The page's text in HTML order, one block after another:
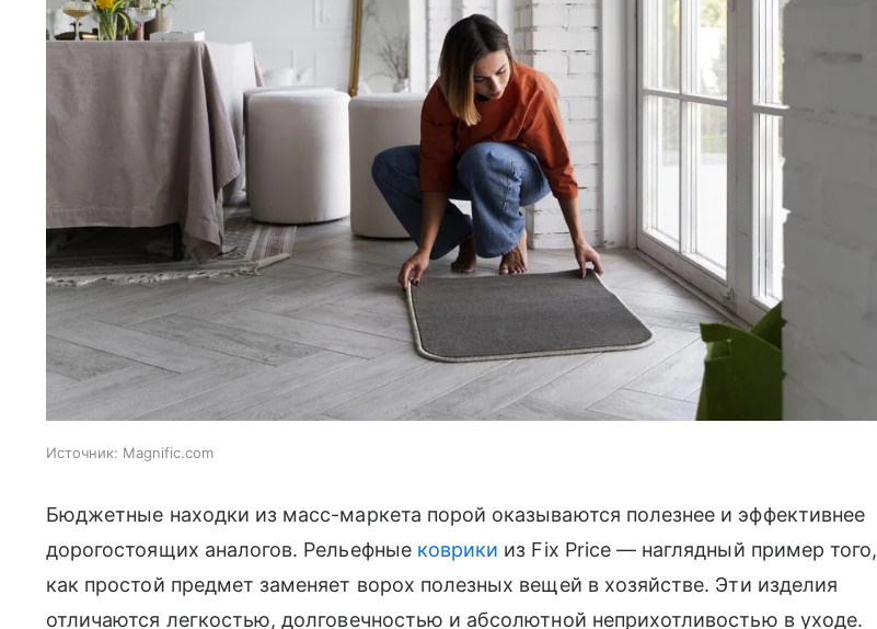
Источник: Magnific.com
Бюджетные находки из масс-маркета порой оказываются полезнее и эффективнее
дорогостоящих аналогов. Рельефные коврики из Fix Price — наглядный пример того,
как простой предмет заменяет ворох полезных вещей в хозяйстве. Эти изделия
отличаются легкостью, долговечностью и абсолютной неприхотливостью в уходе.